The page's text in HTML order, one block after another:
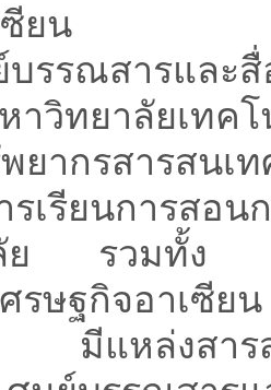
ยน
สารและสื่อก
หาวิทยาลัยเ
พยากรสารสน
รเรียนการส
ย รวมทั้ง ทรั
รษฐกิจอาเซี
มีแหล่งสารส